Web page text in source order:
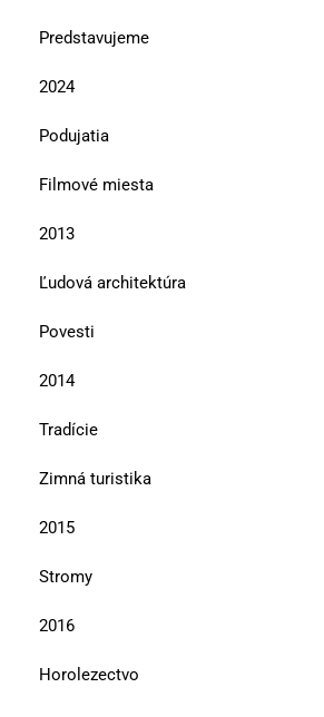
Predstavujeme
2024
Podujatia
Filmové miesta
2013
Ľudová architektúra
Povesti
2014
Tradície
Zimná turistika
2015
Stromy
2016
Horolezectvo